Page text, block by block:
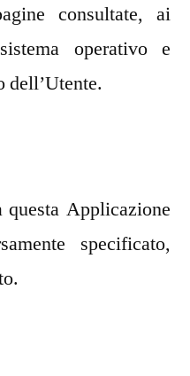
consultate, ai
operativo e
dell’Utente.
Applicazione
specificato,